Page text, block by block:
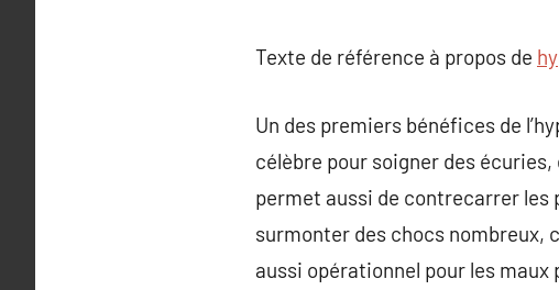
Texte de référence à propos de
Un des premiers bénéfices de
célèbre pour soigner des
permet aussi de contrecarrer les
surmonter des chocs nombreux,
aussi opérationnel pour les